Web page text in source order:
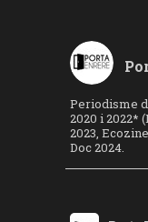
Periodisme
2020 i 2022*
2023,
Doc 2024.